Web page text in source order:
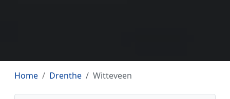
Home Drenthe Witteveen